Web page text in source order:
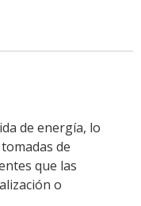
de energía, lo
de
que las
o